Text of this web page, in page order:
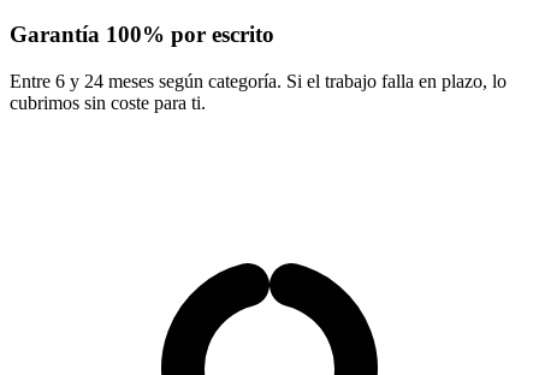
Garantía 100% por escrito
Entre 6 y 24 meses según categoría. Si el trabajo falla en plazo, lo
cubrimos sin coste para ti.